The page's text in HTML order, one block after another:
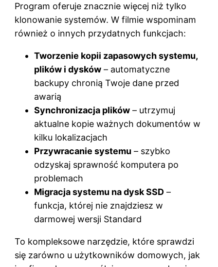
Program oferuje znacznie więcej niż tylko
klonowanie systemów. W filmie wspominam
również o innych przydatnych funkcjach:
Tworzenie kopii zapasowych systemu,
plików i dysków – automatyczne
backupy chronią Twoje dane przed
awarią
Synchronizacja plików – utrzymuj
aktualne kopie ważnych dokumentów w
kilku lokalizacjach
Przywracanie systemu – szybko
odzyskaj sprawność komputera po
problemach
Migracja systemu na dysk SSD –
funkcja, której nie znajdziesz w
darmowej wersji Standard
To kompleksowe narzędzie, które sprawdzi
się zarówno u użytkowników domowych, jak